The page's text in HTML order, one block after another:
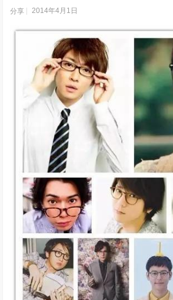
分享 2014年4月1日